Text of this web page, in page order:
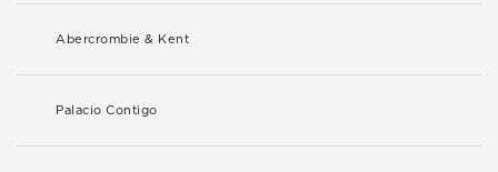
Abercrombie & Kent
Palacio Contigo